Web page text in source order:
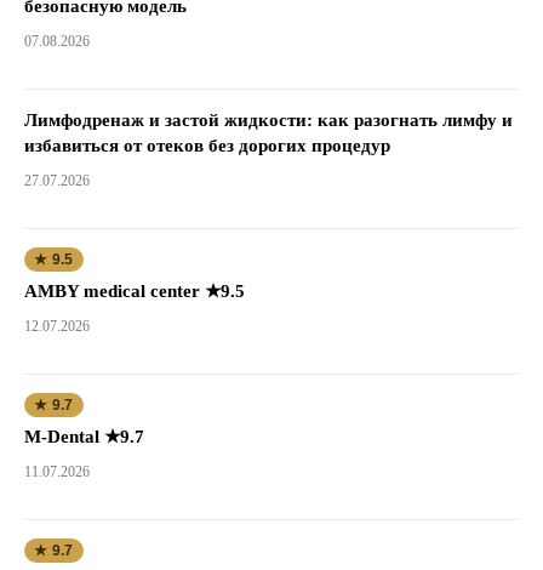
безопасную модель
07.08.2026
Лимфодренаж и застой жидкости: как разогнать лимфу и
избавиться от отеков без дорогих процедур
27.07.2026
★ 9.5
AMBY medical center ★9.5
12.07.2026
★ 9.7
M-Dental ★9.7
11.07.2026
★ 9.7